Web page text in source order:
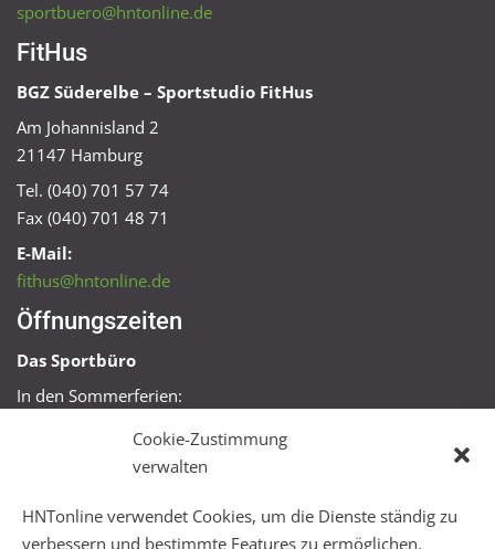
Cookie-Zustimmung
verwalten
HNTonline verwendet Cookies, um die Dienste ständig zu
verbessern und bestimmte Features zu ermöglichen.
sportbuero@hntonline.de
FitHus
BGZ Süderelbe – Sportstudio FitHus
Am Johannisland 2
21147 Hamburg
Tel. (040) 701 57 74
Fax (040) 701 48 71
E-Mail:
fithus@hntonline.de
Öffnungszeiten
Das Sportbüro
In den Sommerferien:
Mo + Mi 16:00 – 18:00 Uhr
Mo – Fr 08:00 – 22:00 Uhr